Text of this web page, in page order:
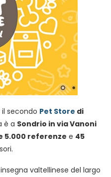
secondo Pet Store di
è a Sondrio in via Vanoni
5.000 referenze e 45
valtellinese del largo